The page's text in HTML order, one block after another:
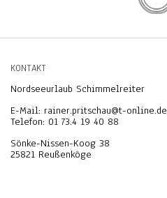
KONTAKT
Nordseeurlaub Schimmelreiter
E-Mail: rainer.pritschau@t-online.de
Telefon: 01 73.4 19 40 88
Sönke-Nissen-Koog 38
25821 Reußenköge